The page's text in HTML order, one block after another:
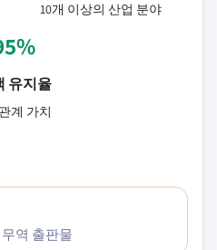
10개 이상의 산업 분야
유지율
계 가치
역 출판물